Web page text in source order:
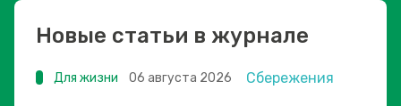
Новые статьи в журнале
Для жизни 06 августа 2026 Сбережения